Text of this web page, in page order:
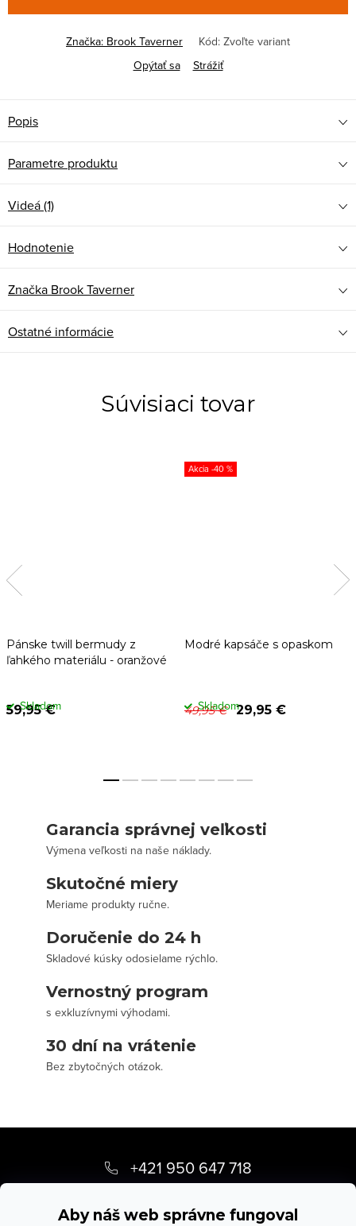
Aby náš web správne fungoval
Značka: Brook Taverner Kód: Zvoľte variant
Opýtať sa
Strážiť
Popis
Parametre produktu
Videá (1)
Hodnotenie
Značka Brook Taverner
Ostatné informácie
Súvisiaci tovar
Pánske twill bermudy z
ľahkého materiálu - oranžové
59,95 €
Skladom
-40 %
Modré kapsáče s opaskom
49,95 € 29,95 €
Skladom
Garancia správnej veľkosti
Výmena veľkosti na naše náklady.
Skutočné miery
Meriame produkty ručne.
Doručenie do 24 h
Skladové kúsky odosielame rýchlo.
Vernostný program
s exkluzívnymi výhodami.
30 dní na vrátenie
Bez zbytočných otázok.
p
+421 950 647 718